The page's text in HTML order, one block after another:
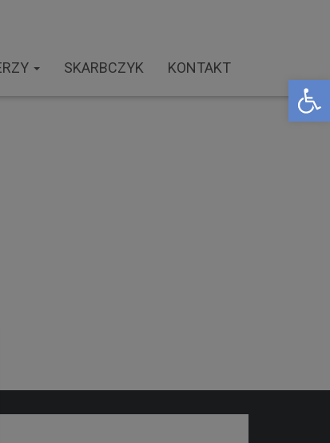
Open toolbar
SKARBCZYK KONTAKT